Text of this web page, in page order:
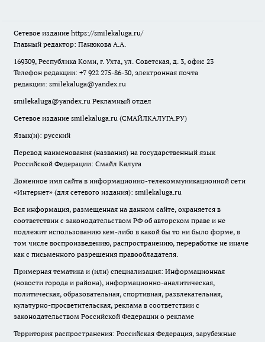
Сетевое издание https://smilekaluga.ru/
Главный редактор: Панюкова А.А.
169309, Республика Коми, г. Ухта, ул. Советская, д. 3, офис 23
Телефон редакции: +7 922 275-86-30, электронная почта
редакции: smilekaluga@yandex.ru
smilekaluga@yandex.ru Рекламный отдел
Сетевое издание smilekaluga.ru (СМАЙЛКАЛУГА.РУ)
Язык(и): русский
Перевод наименования (названия) на государственный язык
Российской Федерации: Смайл Калуга
Доменное имя сайта в информационно-телекоммуникационной сети
«Интернет» (для сетевого издания): smilekaluga.ru
Вся информация, размещенная на данном сайте, охраняется в
соответствии с законодательством РФ об авторском праве и не
подлежит использованию кем-либо в какой бы то ни было форме, в
том числе воспроизведению, распространению, переработке не иначе
как с письменного разрешения правообладателя.
Примерная тематика и (или) специализация: Информационная
(новости города и района), информационно-аналитическая,
политическая, образовательная, спортивная, развлекательная,
культурно-просветительская, реклама в соответствии с
законодательством Российской Федерации о рекламе
Территория распространения: Российская Федерация, зарубежные